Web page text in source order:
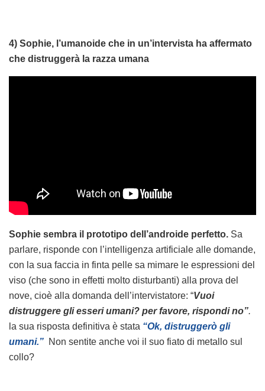
4) Sophie, l’umanoide che in un’intervista ha affermato
che distruggerà la razza umana
Sophie sembra il prototipo dell’androide perfetto. Sa
parlare, risponde con l’intelligenza artificiale alle domande,
con la sua faccia in finta pelle sa mimare le espressioni del
viso (che sono in effetti molto disturbanti) alla prova del
nove, cioè alla domanda dell’intervistatore: “Vuoi
distruggere gli esseri umani? per favore, rispondi no”.
la sua risposta definitiva è stata “Ok, distruggerò gli
umani.” Non sentite anche voi il suo fiato di metallo sul
collo?